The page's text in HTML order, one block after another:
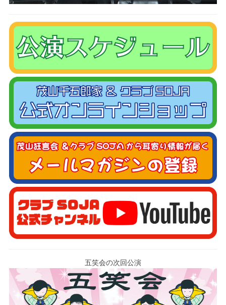
五笑会の次回公演